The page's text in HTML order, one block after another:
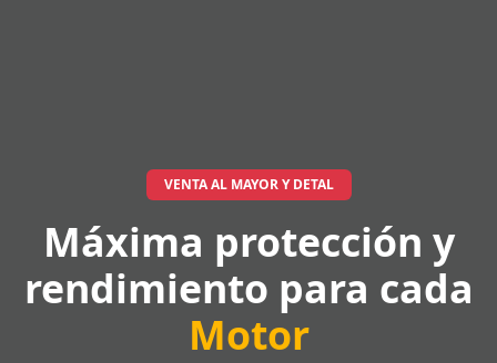
VENTA AL MAYOR Y DETAL
Máxima protección y
rendimiento para cada
Motor